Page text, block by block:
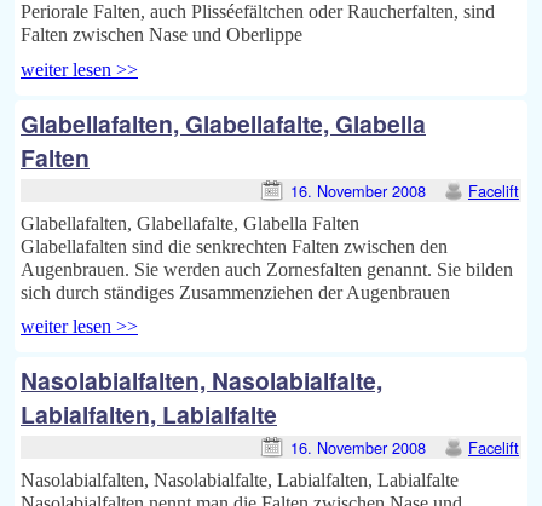
Periorale Falten, auch Plisséefältchen oder Raucherfalten, sind
Falten zwischen Nase und Oberlippe
weiter lesen >>
Glabellafalten, Glabellafalte, Glabella
Falten
16. November 2008 Facelift
Glabellafalten, Glabellafalte, Glabella Falten
Glabellafalten sind die senkrechten Falten zwischen den
Augenbrauen. Sie werden auch Zornesfalten genannt. Sie bilden
sich durch ständiges Zusammenziehen der Augenbrauen
weiter lesen >>
Nasolabialfalten, Nasolabialfalte,
Labialfalten, Labialfalte
16. November 2008 Facelift
Nasolabialfalten, Nasolabialfalte, Labialfalten, Labialfalte